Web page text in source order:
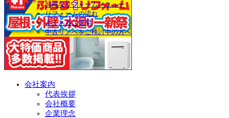
お得なリフォームメニュー
リフォームの流れ
よくあるご質問
中古リノベをご検討中の方へ
会社案内
代表挨拶
会社概要
企業理念